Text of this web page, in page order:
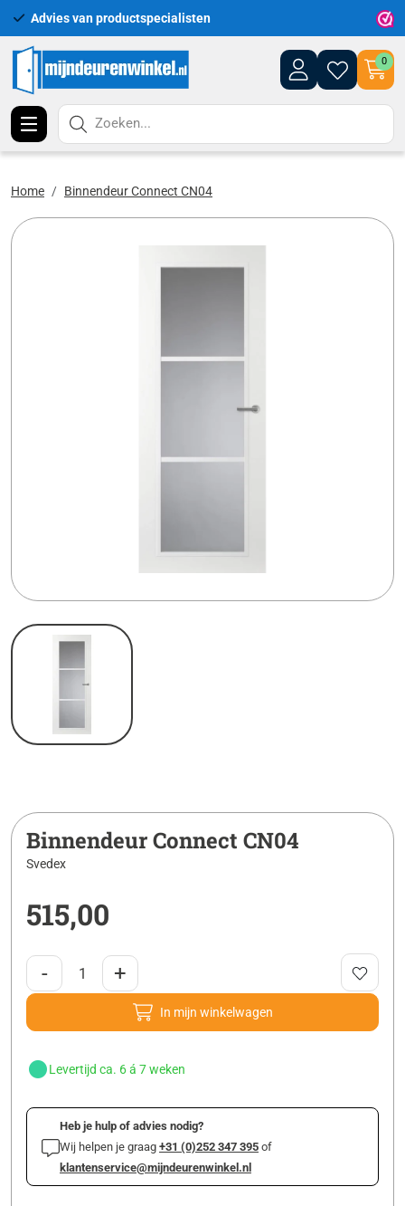
Advies van productspecialisten
0
Zoeken...
Home Binnendeur Connect CN04
Binnendeur Connect CN04
Svedex
515,00
- +
In mijn winkelwagen
Levertijd ca. 6 á 7 weken
Heb je hulp of advies nodig?
Wij helpen je graag +31 (0)252 347 395 of
klantenservice@mijndeurenwinkel.nl